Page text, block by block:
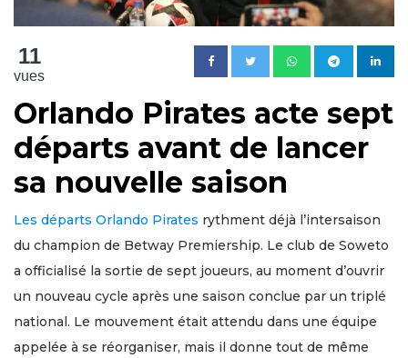
11
vues
Orlando Pirates acte sept
départs avant de lancer
sa nouvelle saison
Les départs Orlando Pirates rythment déjà l’intersaison
du champion de Betway Premiership. Le club de Soweto
a officialisé la sortie de sept joueurs, au moment d’ouvrir
un nouveau cycle après une saison conclue par un triplé
national. Le mouvement était attendu dans une équipe
appelée à se réorganiser, mais il donne tout de même